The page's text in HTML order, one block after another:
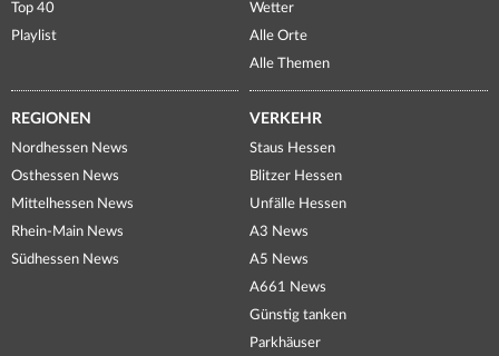
Top 40
Playlist
Wetter
Alle Orte
Alle Themen
REGIONEN
Nordhessen News
Osthessen News
Mittelhessen News
Rhein-Main News
Südhessen News
VERKEHR
Staus Hessen
Blitzer Hessen
Unfälle Hessen
A3 News
A5 News
A661 News
Günstig tanken
Parkhäuser